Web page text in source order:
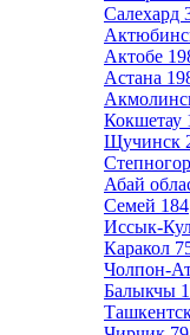
Салехард
Актобе
Астана
Кокшетау
Щучинск
Абай
Семей 184
Иссык-
Каракол
Чолпон-
Балыкчы